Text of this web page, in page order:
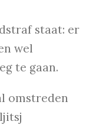
staat: er
wel
te gaan.
omstreden